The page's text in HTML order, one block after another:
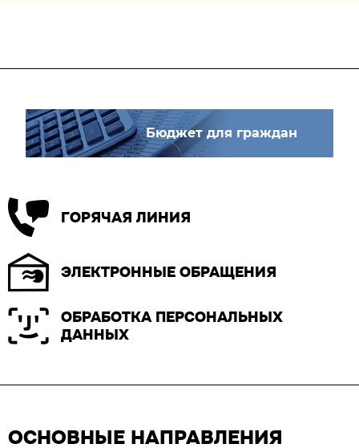
Бюджет для граждан
ГОРЯЧАЯ ЛИНИЯ
ЭЛЕКТРОННЫЕ ОБРАЩЕНИЯ
ОБРАБОТКА ПЕРСОНАЛЬНЫХ
ДАННЫХ
ОСНОВНЫЕ НАПРАВЛЕНИЯ